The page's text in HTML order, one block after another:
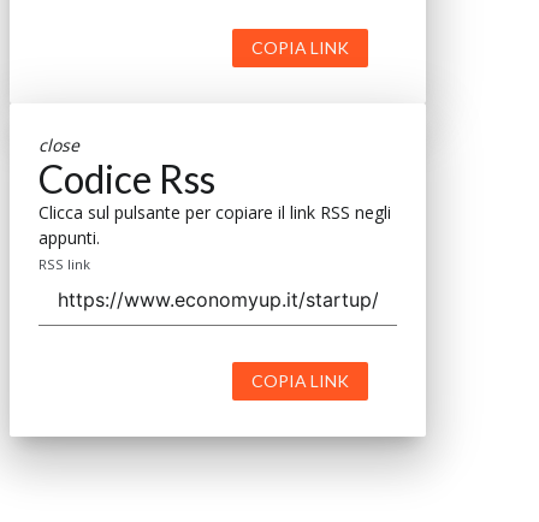
COPIA LINK
close
Codice Rss
Clicca sul pulsante per copiare il link RSS negli
appunti.
RSS link
COPIA LINK